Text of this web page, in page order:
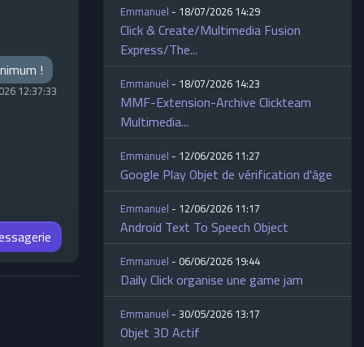
!
12:37:33
Emmanuel- 18/07/2026 14:29
Click & Create/Multimedia Fusion
Express/The...
Emmanuel- 18/07/2026 14:23
MMF-Extension-Archive Clickteam
Multimedia...
Emmanuel- 12/06/2026 11:27
Google Play Objet de vérification d'âge
Emmanuel- 12/06/2026 11:17
Android Text To Speech Object
Emmanuel- 06/06/2026 19:44
Daily Click organise une game jam
Emmanuel- 30/05/2026 13:17
Objet 3D Actif